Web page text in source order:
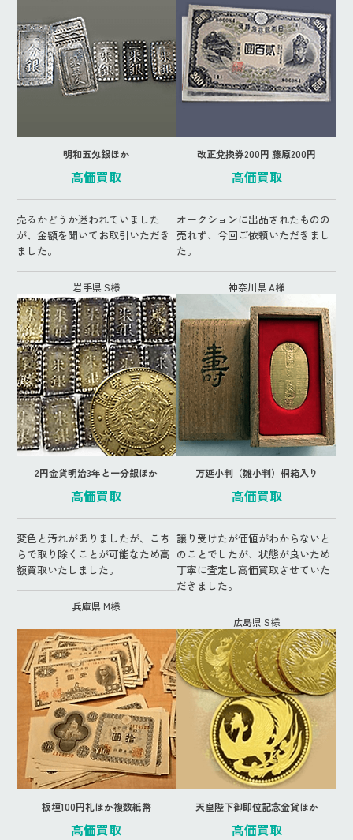
明和五匁銀ほか
高価買取
売るかどうか迷われていました
が、金額を聞いてお取引いただき
ました。
岩手県 S様
改正兌換券200円 藤原200円
高価買取
オークションに出品されたものの
売れず、今回ご依頼いただきまし
た。
神奈川県 A様
2円金貨明治3年と一分銀ほか
高価買取
変色と汚れがありましたが、こち
らで取り除くことが可能なため高
額買取いたしました。
兵庫県 M様
万延小判（雛小判）桐箱入り
高価買取
譲り受けたが価値がわからないと
のことでしたが、状態が良いため
丁寧に査定し高価買取させていた
だきました。
広島県 S様
板垣100円札ほか複数紙幣
高価買取
天皇陛下御即位記念金貨ほか
高価買取